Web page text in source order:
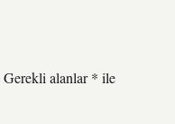
Gerekli alanlar* ile